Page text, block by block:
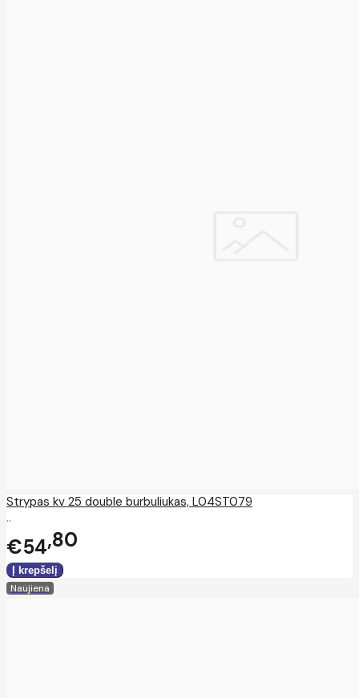
Strypas kv 25 double burbuliukas, L04ST079
..
€54 80
Naujiena